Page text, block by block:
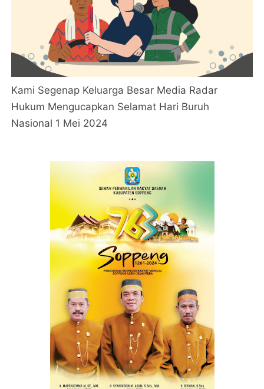
Kami Segenap Keluarga Besar Media Radar
Hukum Mengucapkan Selamat Hari Buruh
Nasional 1 Mei 2024